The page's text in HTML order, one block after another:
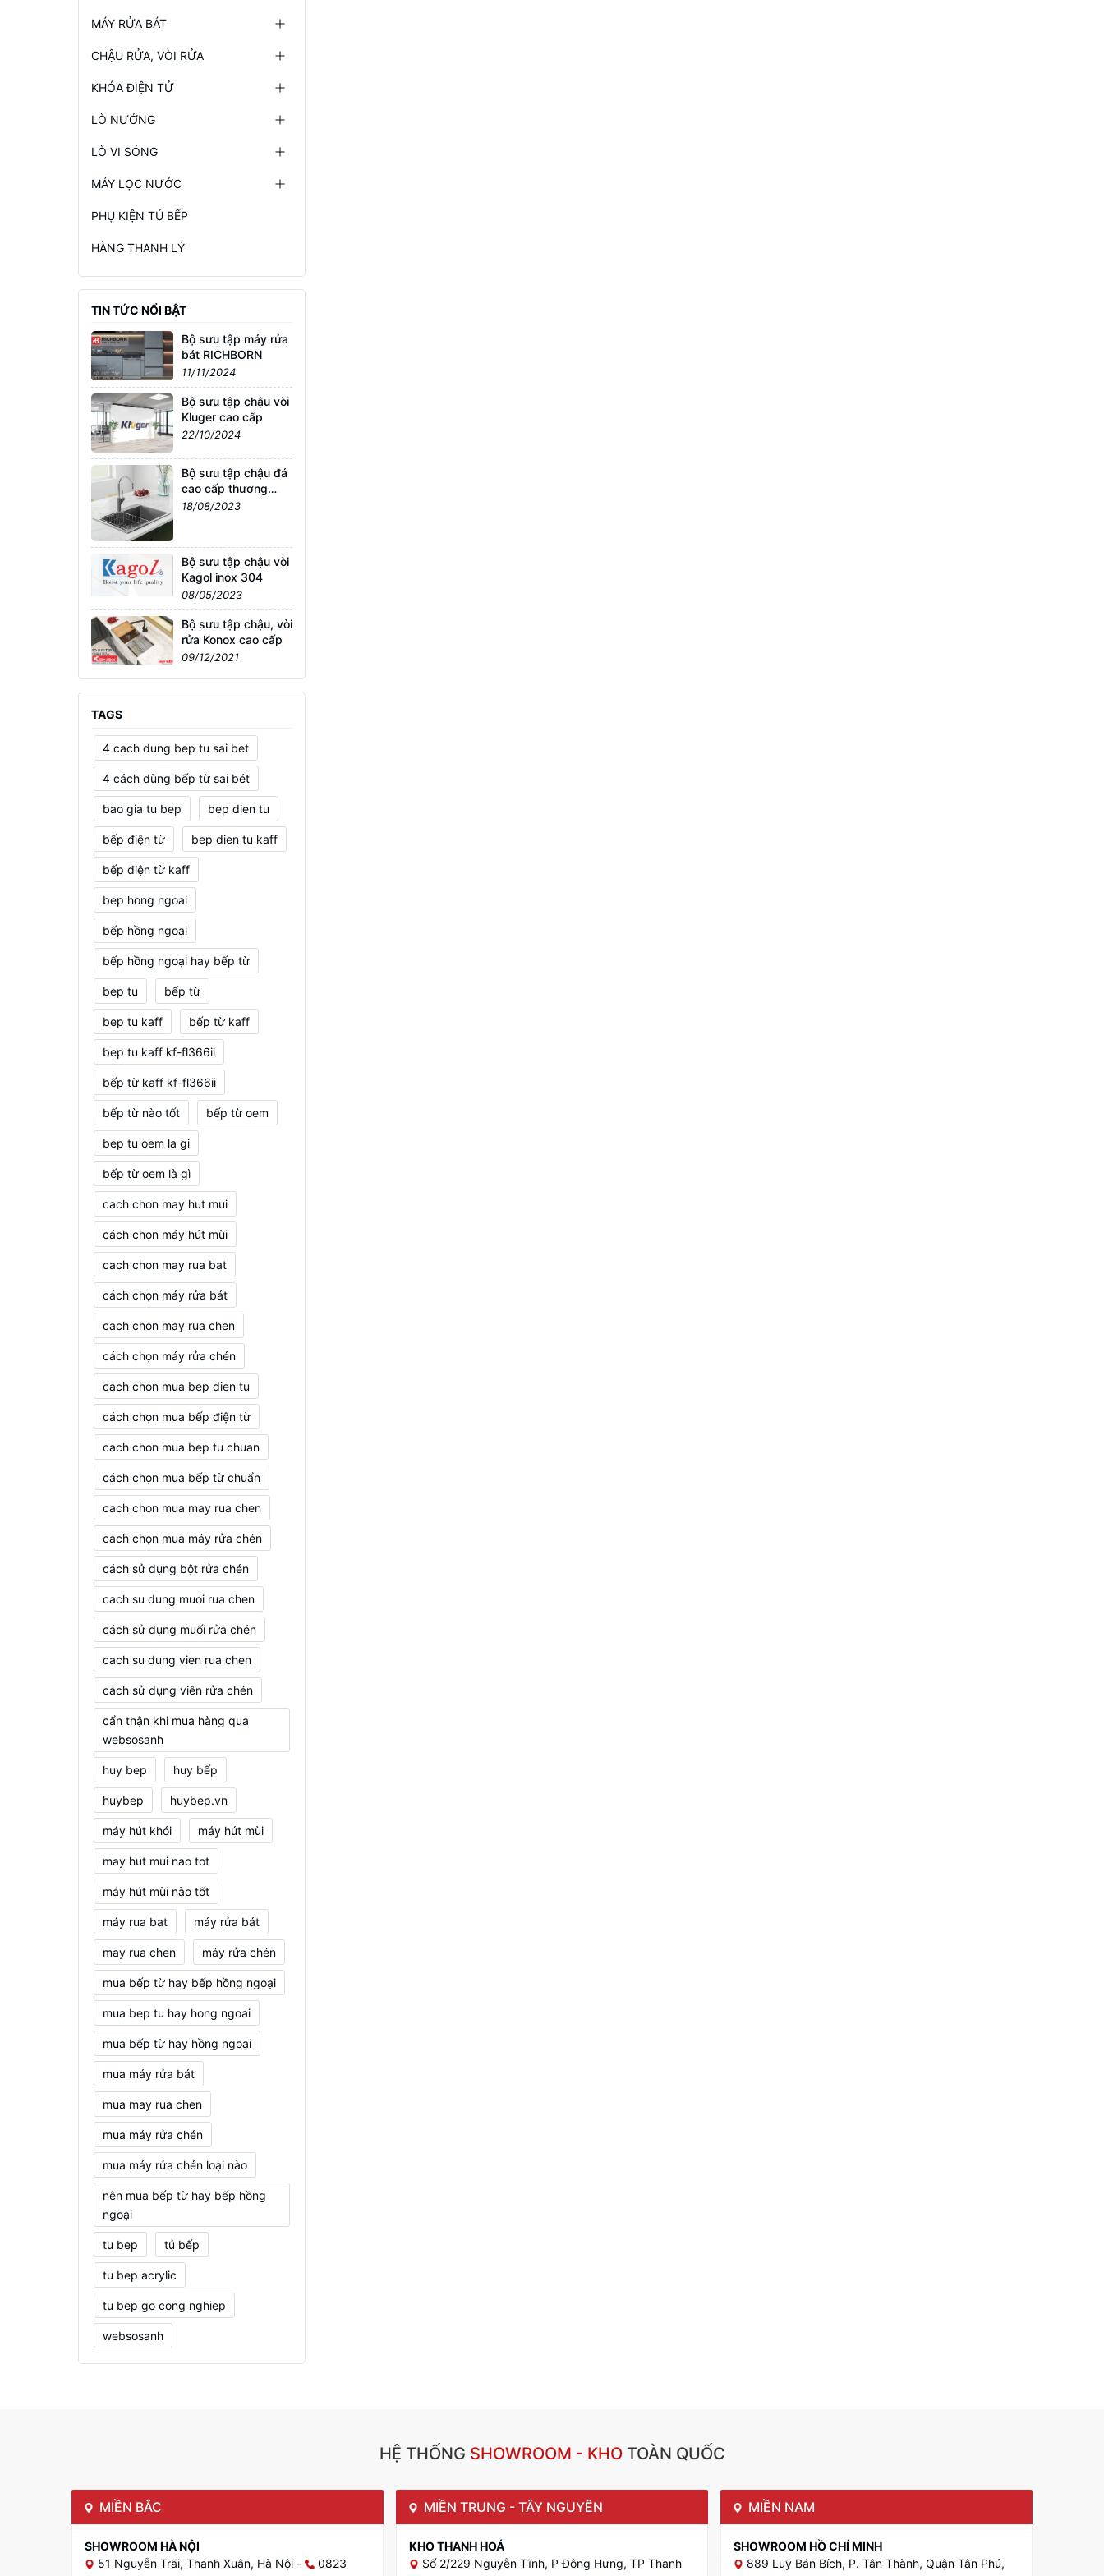
MÁY RỬA BÁT
CHẬU RỬA, VÒI RỬA
KHÓA ĐIỆN TỬ
LÒ NƯỚNG
LÒ VI SÓNG
MÁY LỌC NƯỚC
PHỤ KIỆN TỦ BẾP
HÀNG THANH LÝ
TIN TỨC NỔI BẬT
Bộ sưu tập máy rửa
bát RICHBORN
11/11/2024
Bộ sưu tập chậu vòi
Kluger cao cấp
22/10/2024
Bộ sưu tập chậu đá
cao cấp thương
hiệu Konox nhập
18/08/2023
Bộ sưu tập chậu vòi
Kagol inox 304
08/05/2023
Bộ sưu tập chậu, vòi
rửa Konox cao cấp
09/12/2021
TAGS
4 cach dung bep tu sai bet
4 cách dùng bếp từ sai bét
bao gia tu bep bep dien tu
bếp điện từ bep dien tu kaff
bếp điện từ kaff
bep hong ngoai
bếp hồng ngoại
bếp hồng ngoại hay bếp từ
bep tu bếp từ
bep tu kaff bếp từ kaff
bep tu kaff kf-fl366ii
bếp từ kaff kf-fl366ii
bếp từ nào tốt bếp từ oem
bep tu oem la gi
bếp từ oem là gì
cach chon may hut mui
cách chọn máy hút mùi
cach chon may rua bat
cách chọn máy rửa bát
cach chon may rua chen
cách chọn máy rửa chén
cach chon mua bep dien tu
cách chọn mua bếp điện từ
cach chon mua bep tu chuan
cách chọn mua bếp từ chuẩn
cach chon mua may rua chen
cách chọn mua máy rửa chén
cách sử dụng bột rửa chén
cach su dung muoi rua chen
cách sử dụng muối rửa chén
cach su dung vien rua chen
cách sử dụng viên rửa chén
cẩn thận khi mua hàng qua
websosanh
huy bep huy bếp
huybep huybep.vn
máy hút khói máy hút mùi
may hut mui nao tot
máy hút mùi nào tốt
máy rua bat máy rửa bát
may rua chen máy rửa chén
mua bếp từ hay bếp hồng ngoại
mua bep tu hay hong ngoai
mua bếp từ hay hồng ngoại
mua máy rửa bát
mua may rua chen
mua máy rửa chén
mua máy rửa chén loại nào
nên mua bếp từ hay bếp hồng
ngoại
tu bep tủ bếp
tu bep acrylic
tu bep go cong nghiep
websosanh
HỆ THỐNG SHOWROOM - KHO TOÀN QUỐC
MIỀN BẮC
SHOWROOM HÀ NỘI
51 Nguyễn Trãi, Thanh Xuân, Hà Nội -
0823
MIỀN TRUNG - TÂY NGUYÊN
KHO THANH HOÁ
Số 2/229 Nguyễn Tĩnh, P Đông Hưng, TP Thanh
MIỀN NAM
SHOWROOM HỒ CHÍ MINH
889 Luỹ Bán Bích, P. Tân Thành, Quận Tân Phú,